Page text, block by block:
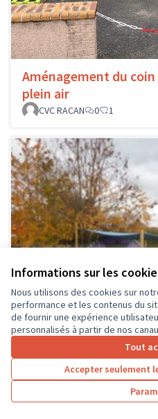
Informations sur les
Nous utilisons des cookies sur
performance et les contenus du
de fournir une expérience
personnalisés à partir de nos
Tout
Accepter seulement
Aménagement du
plein air
CVC RACAN
0 1
La classe en dehors
0